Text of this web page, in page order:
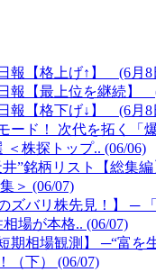
報【格上げ↑】 (6月8
報【最上位を継続】
報【格下げ↓】 (6月8
ード！ 次代を拓く「
＜株探トップ.. (06/06)
”銘柄リスト【総集
＞ (06/07)
ズバリ株先見！】 ─
場が本格.. (06/07)
期相場観測】 ─“富を
（下） (06/07)